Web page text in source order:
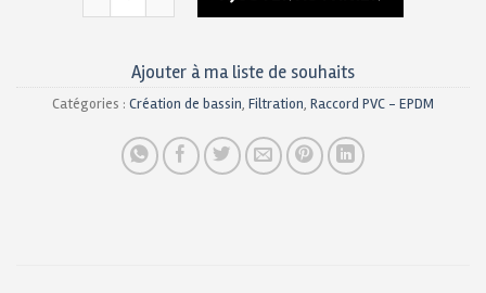
Ajouter à ma liste de souhaits
Catégories : Création de bassin, Filtration, Raccord PVC - EPDM